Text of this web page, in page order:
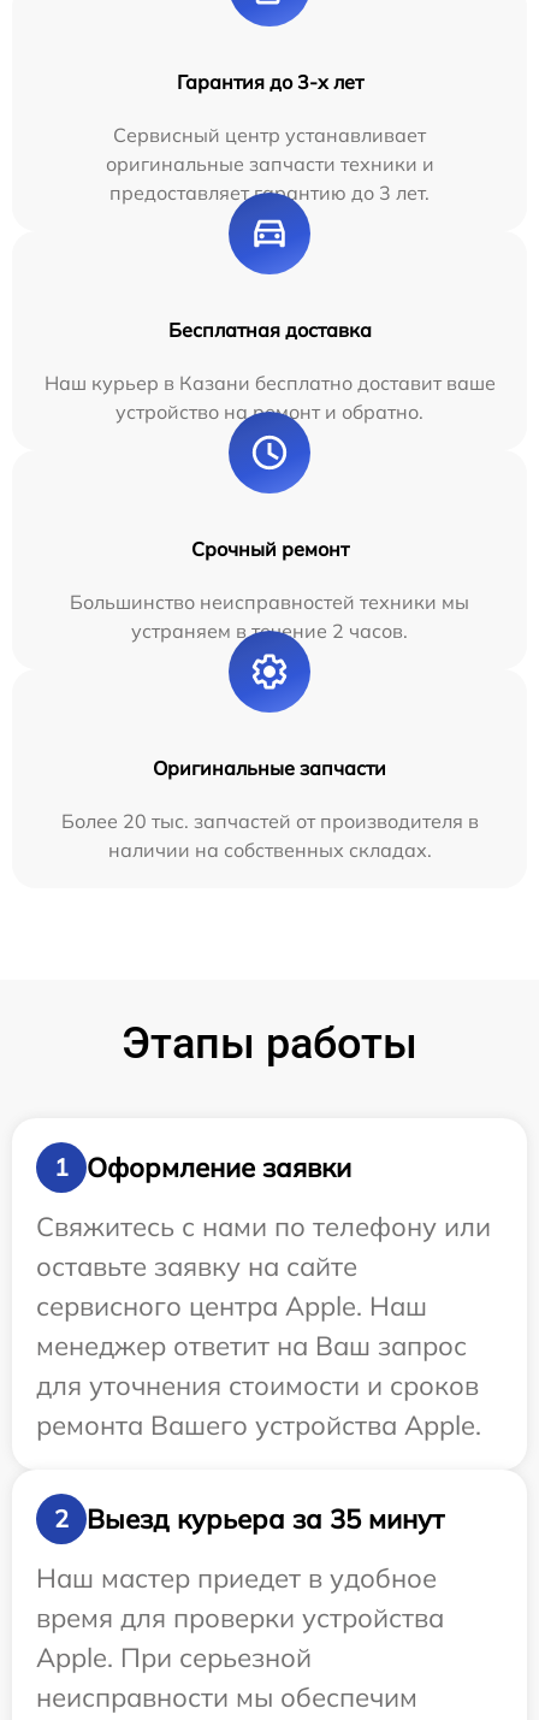
Гарантия до 3-х лет
Сервисный центр устанавливает
оригинальные запчасти техники и
предоставляет гарантию до 3 лет.
Бесплатная доставка
Наш курьер в Казани бесплатно доставит ваше
устройство на ремонт и обратно.
Срочный ремонт
Большинство неисправностей техники мы
устраняем в течение 2 часов.
Оригинальные запчасти
Более 20 тыс. запчастей от производителя в
наличии на собственных складах.
Этапы работы
1
Оформление заявки
Свяжитесь с нами по телефону или
оставьте заявку на сайте
сервисного центра Apple. Наш
менеджер ответит на Ваш запрос
для уточнения стоимости и сроков
ремонта Вашего устройства Apple.
2
Выезд курьера за 35 минут
Наш мастер приедет в удобное
время для проверки устройства
Apple. При серьезной
неисправности мы обеспечим